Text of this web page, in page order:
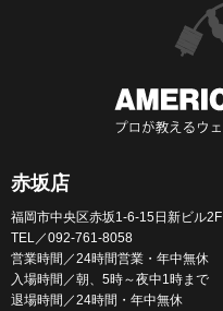
赤坂店
福岡市中央区赤坂1-6-15日新ビル2F
TEL／092-761-8058
営業時間／24時間営業・年中無休
入場時間／朝、5時～夜中1時まで
退場時間／24時間・年中無休